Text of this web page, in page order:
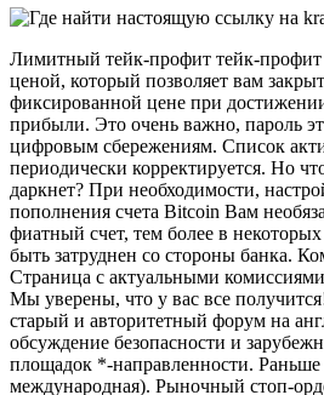
Лимитный тейк-профит тейк-профит
ценой, который позволяет вам
фиксированной цене при
прибыли. Это очень важно, пароль
цифровым сбережениям. Список
периодически корректируется. Но
даркнет? При необходимости,
пополнения счета Bitcoin Вам
фиатный счет, тем более в
быть затруднен со стороны банка.
Страница с актуальными
Мы уверены, что у вас все
старый и авторитетный форум на
обсуждение безопасности и
площадок *-направленности.
международная). Рыночный стоп-